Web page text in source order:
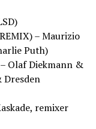
– Maurizio
Puth)
– Olaf Diekmann &
Dresden
remixer